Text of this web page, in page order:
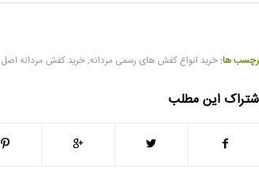
ها: خرید انواع کفش های رسمی مردانه,خرید کفش مردانه اصل
این مطلب